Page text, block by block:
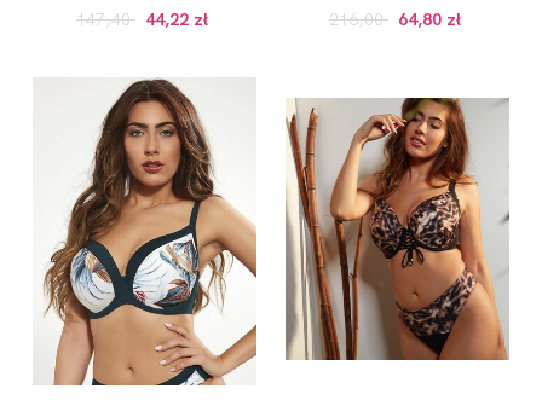
147,40 44,22 zł 216,00 64,80 zł